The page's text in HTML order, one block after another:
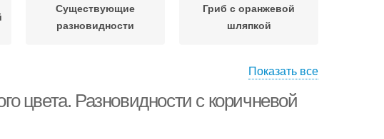
Существующие
разновидности
Гриб с оранжевой
шляпкой
Показать все
цвета. Разновидности с коричневой